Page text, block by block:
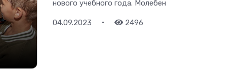
нового учебного года. Молебен
04.09.2023 • 2496